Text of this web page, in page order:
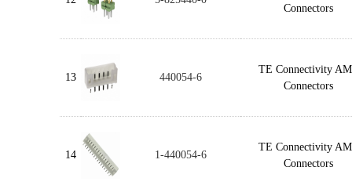
Connectors
13 440054-6
TE Connectivity
Connectors
14 1-440054-6
TE Connectivity
Connectors